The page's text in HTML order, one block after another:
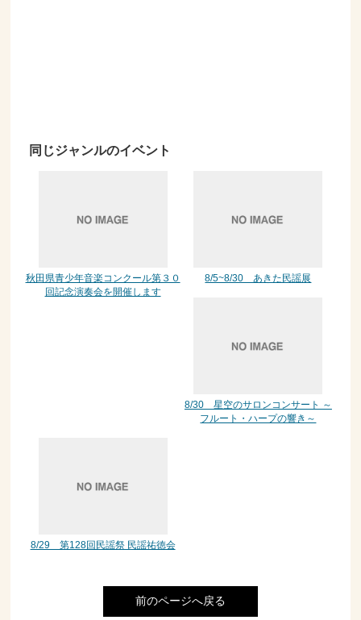
同じジャンルのイベント
秋田県青少年音楽コンクール第３０
回記念演奏会を開催します
8/5~8/30 あきた民謡展
8/30 星空のサロンコンサート ～
フルート・ハープの響き～
8/29 第128回民謡祭 民謡祐徳会
前のページへ戻る